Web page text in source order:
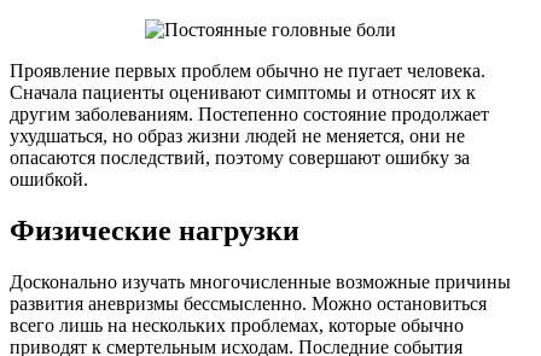
Проявление первых проблем обычно не пугает человека.
Сначала пациенты оценивают симптомы и относят их к
другим заболеваниям. Постепенно состояние продолжает
ухудшаться, но образ жизни людей не меняется, они не
опасаются последствий, поэтому совершают ошибку за
ошибкой.
Физические нагрузки
Досконально изучать многочисленные возможные причины
развития аневризмы бессмысленно. Можно остановиться
всего лишь на нескольких проблемах, которые обычно
приводят к смертельным исходам. Последние события